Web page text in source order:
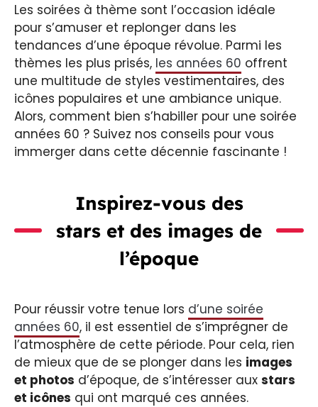
Les soirées à thème sont l’occasion idéale
pour s’amuser et replonger dans les
tendances d’une époque révolue. Parmi les
thèmes les plus prisés, les années 60 offrent
une multitude de styles vestimentaires, des
icônes populaires et une ambiance unique.
Alors, comment bien s’habiller pour une soirée
années 60 ? Suivez nos conseils pour vous
immerger dans cette décennie fascinante !
Inspirez-vous des
stars et des images de
l’époque
Pour réussir votre tenue lors d’une soirée
années 60, il est essentiel de s’imprégner de
l’atmosphère de cette période. Pour cela, rien
de mieux que de se plonger dans les images
et photos d’époque, de s’intéresser aux stars
et icônes qui ont marqué ces années.